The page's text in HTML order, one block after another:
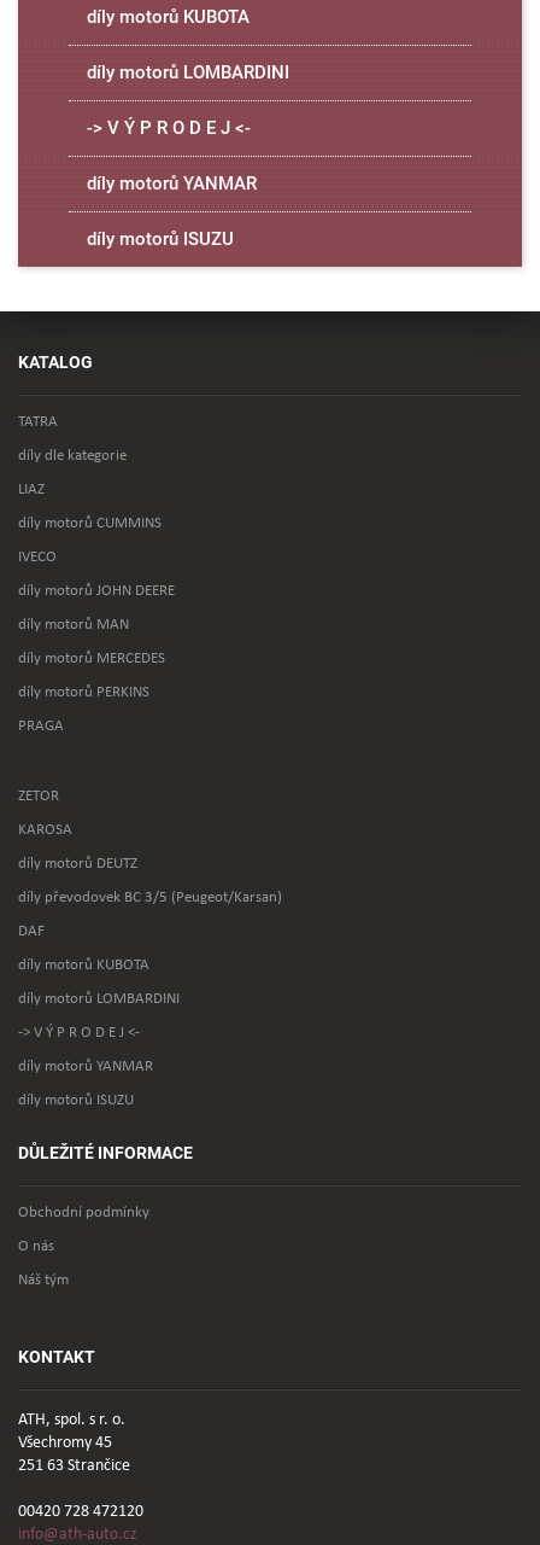
díly motorů KUBOTA
díly motorů LOMBARDINI
-> V Ý P R O D E J <-
díly motorů YANMAR
díly motorů ISUZU
KATALOG
TATRA
díly dle kategorie
LIAZ
díly motorů CUMMINS
IVECO
díly motorů JOHN DEERE
díly motorů MAN
díly motorů MERCEDES
díly motorů PERKINS
PRAGA
ZETOR
KAROSA
díly motorů DEUTZ
díly převodovek BC 3/5 (Peugeot/Karsan)
DAF
díly motorů KUBOTA
díly motorů LOMBARDINI
-> V Ý P R O D E J <-
díly motorů YANMAR
díly motorů ISUZU
DŮLEŽITÉ INFORMACE
Obchodní podmínky
O nás
Náš tým
KONTAKT
ATH, spol. s r. o.
Všechromy 45
251 63 Strančice
00420 728 472120
info@ath-auto.cz